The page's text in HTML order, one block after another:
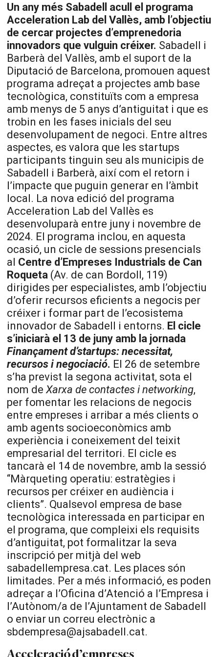
Un any més Sabadell acull el programa
Acceleration Lab del Vallès, amb l’objectiu
de cercar projectes d’emprenedoria
innovadors que vulguin créixer. Sabadell i
Barberà del Vallès, amb el suport de la
Diputació de Barcelona, promouen aquest
programa adreçat a projectes amb base
tecnològica, constituïts com a empresa
amb menys de 5 anys d’antiguitat i que es
trobin en les fases inicials del seu
desenvolupament de negoci. Entre altres
aspectes, es valora que les startups
participants tinguin seu als municipis de
Sabadell i Barberà, així com el retorn i
l’impacte que puguin generar en l’àmbit
local. La nova edició del programa
Acceleration Lab del Vallès es
desenvoluparà entre juny i novembre de
2024. El programa inclou, en aquesta
ocasió, un cicle de sessions presencials
al Centre d’Empreses Industrials de Can
Roqueta (Av. de can Bordoll, 119)
dirigides per especialistes, amb l’objectiu
d’oferir recursos eficients a negocis per
créixer i formar part de l’ecosistema
innovador de Sabadell i entorns. El cicle
s’iniciarà el 13 de juny amb la jornada
Finançament d’startups: necessitat,
recursos i negociació. El 26 de setembre
s’ha previst la segona activitat, sota el
nom deXarxa de contactes i networking,
per fomentar les relacions de negocis
entre empreses i arribar a més clients o
amb agents socioeconòmics amb
experiència i coneixement del teixit
empresarial del territori. El cicle es
tancarà el 14 de novembre, amb la sessió
“Màrqueting operatiu: estratègies i
recursos per créixer en audiència i
clients”. Qualsevol empresa de base
tecnològica interessada en participar en
el programa, que compleixi els requisits
d’antiguitat, pot formalitzar la seva
inscripció per mitjà del web
sabadellempresa.cat. Les places són
limitades. Per a més informació, es poden
adreçar a l’Oficina d’Atenció a l’Empresa i
l’Autònom/a de l’Ajuntament de Sabadell
o enviar un correu electrònic a
sbdempresa@ajsabadell.cat.
Acceleració d’empreses